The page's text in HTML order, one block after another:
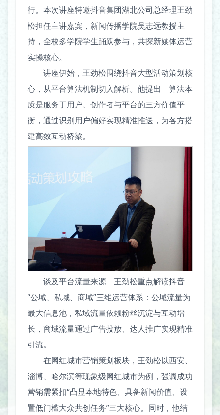
行。本次讲座特邀抖音集团湖北公司总经理王劲
松担任主讲嘉宾，新闻传播学院吴志远教授主
持，全校多学院学生踊跃参与，共探新媒体运营
实操核心。
讲座伊始，王劲松围绕抖音大型活动策划核
心，从平台算法机制切入解析。他提出，算法本
质是服务于用户、创作者与平台的三方价值平
衡，通过识别用户偏好实现精准推送，为各方搭
建高效互动桥梁。
谈及平台流量来源，王劲松重点解读抖音
“公域、私域、商域”三维运营体系：公域流量为
最大信息池，私域流量依赖粉丝沉淀与互动增
长，商域流量通过广告投放、达人推广实现精准
引流。
在网红城市营销策划板块，王劲松以西安、
淄博、哈尔滨等现象级网红城市为例，强调成功
营销需紧扣“凸显本地特色、具备新闻价值、设
置低门槛大众共创任务”三大核心。同时，他结